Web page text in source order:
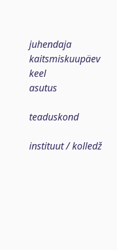
juhendaja
kaitsmiskuupäev
keel
asutus
teaduskond
instituut / kolledž